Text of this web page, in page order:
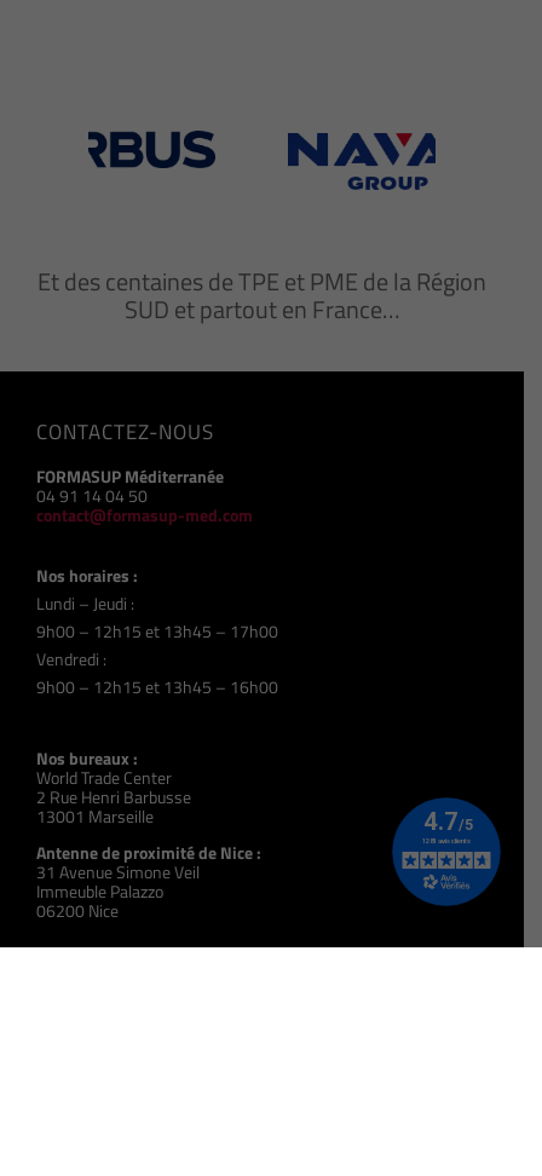
Et des centaines de TPE et PME de la Région
SUD et partout en France…
CONTACTEZ-NOUS
FORMASUP Méditerranée
04 91 14 04 50
contact@formasup-med.com
Nos horaires :
Lundi – Jeudi :
9h00 – 12h15 et 13h45 – 17h00
Vendredi :
9h00 – 12h15 et 13h45 – 16h00
Nos bureaux :
World Trade Center
2 Rue Henri Barbusse
13001 Marseille
Antenne de proximité de Nice :
31 Avenue Simone Veil
Immeuble Palazzo
06200 Nice